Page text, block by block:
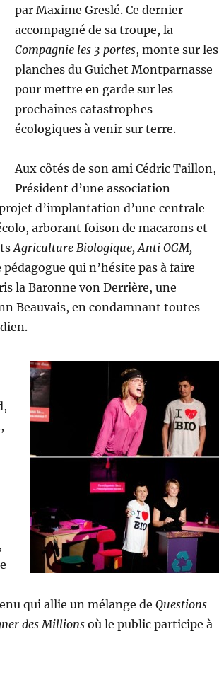
par Maxime Greslé. Ce dernier
accompagné de sa troupe, la
Compagnie les 3 portes, monte sur les
planches du Guichet Montparnasse
pour mettre en garde sur les
prochaines catastrophes
écologiques à venir sur terre.
Aux côtés de son ami Cédric Taillon,
Président d’une association
d’implantation d’une centrale
arborant foison de macarons et
Agriculture Biologique, Anti OGM,
qui n’hésite pas à faire
la Baronne von Derrière, une
Beauvais, en condamnant toutes
qui allie un mélange de Questions
des Millionsoù le public participe à